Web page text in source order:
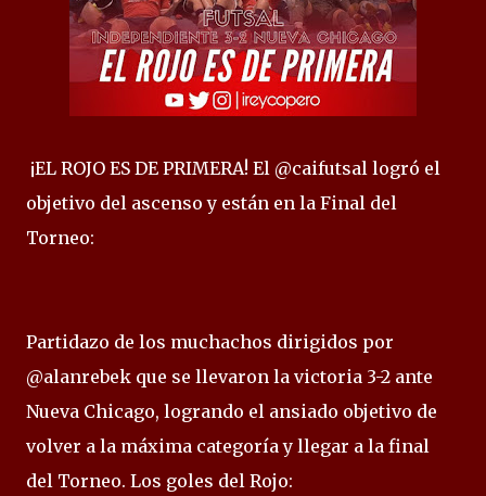
¡EL ROJO ES DE PRIMERA! El @caifutsal logró el
objetivo del ascenso y están en la Final del
Torneo:
Partidazo de los muchachos dirigidos por
@alanrebek que se llevaron la victoria 3-2 ante
Nueva Chicago, logrando el ansiado objetivo de
volver a la máxima categoría y llegar a la final
del Torneo. Los goles del Rojo: